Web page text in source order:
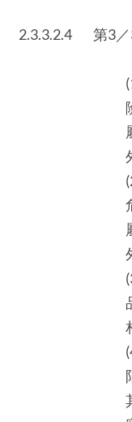
2.3.3.2.4 第3